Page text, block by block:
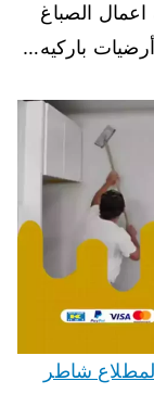
اعمال الصباغ
باركيه…
هندي المطلاع شاطر